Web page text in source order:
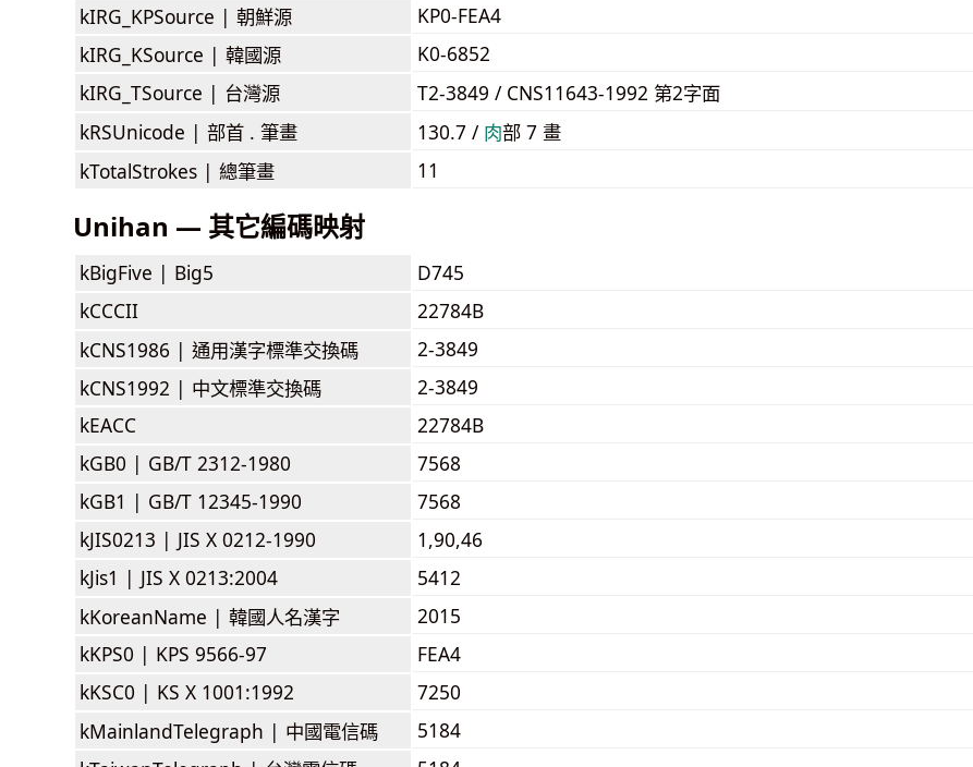
kIRG_KPSource | 朝鮮源
KP0-FEA4
kIRG_KSource | 韓國源
K0-6852
kIRG_TSource | 台灣源
T2-3849 / CNS11643-1992 第2字面
kRSUnicode | 部首 . 筆畫 130.7 / ⾁部 7 畫
kTotalStrokes | 總筆畫 11
Unihan — 其它編碼映射
kBigFive | Big5
D745
kCCCII
22784B
kCNS1986 | 通用漢字標準交換碼
2-3849
kCNS1992 | 中文標準交換碼
2-3849
kEACC
22784B
kGB0 | GB/T 2312-1980
7568
kGB1 | GB/T 12345-1990
7568
kJIS0213 | JIS X 0212-1990
1,90,46
kJis1 | JIS X 0213:2004
5412
kKoreanName | 韓國人名漢字
2015
kKPS0 | KPS 9566-97
FEA4
kKSC0 | KS X 1001:1992
7250
kMainlandTelegraph | 中國電信碼
5184